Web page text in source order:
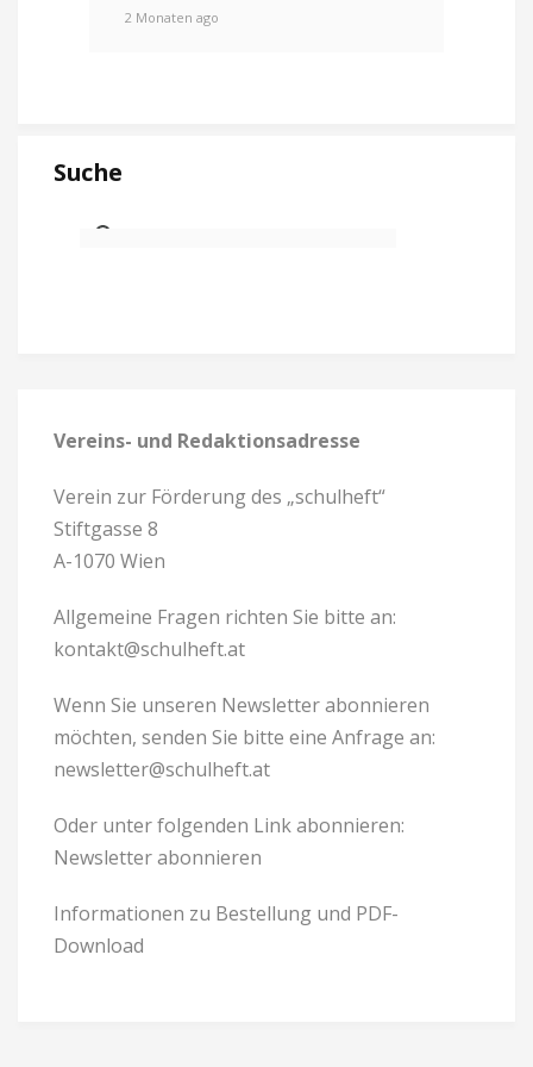
2 Monaten ago
Suche
Vereins- und Redaktionsadresse
Verein zur Förderung des „schulheft“
Stiftgasse 8
A-1070 Wien
Allgemeine Fragen richten Sie bitte an:
kontakt@schulheft.at
Wenn Sie unseren Newsletter abonnieren
möchten, senden Sie bitte eine Anfrage an:
newsletter@schulheft.at
Oder unter folgenden Link abonnieren:
Newsletter abonnieren
Informationen zu Bestellung und PDF-
Download